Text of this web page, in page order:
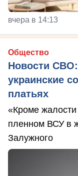
вчера в 14:13
Общество
Новости
украинские
платьях
«Кроме
пленном ВСУ в
Залужного